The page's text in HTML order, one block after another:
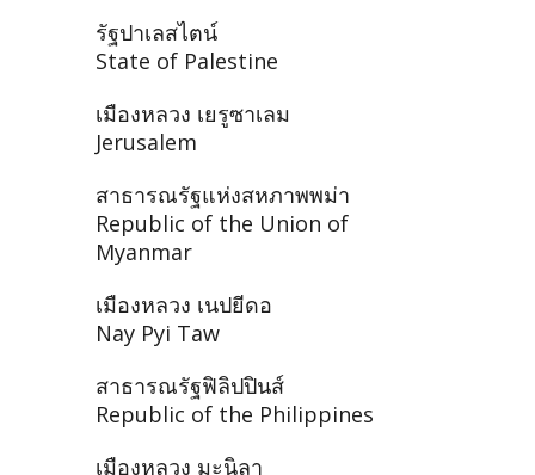
รัฐปาเลสไตน์
State of Palestine
เมืองหลวง เยรูซาเลม
Jerusalem
สาธารณรัฐแห่งสหภาพพม่า
Republic of the Union of
Myanmar
เมืองหลวง เนปยีดอ
Nay Pyi Taw
สาธารณรัฐฟิลิปปินส์
Republic of the Philippines
เมืองหลวง มะนิลา